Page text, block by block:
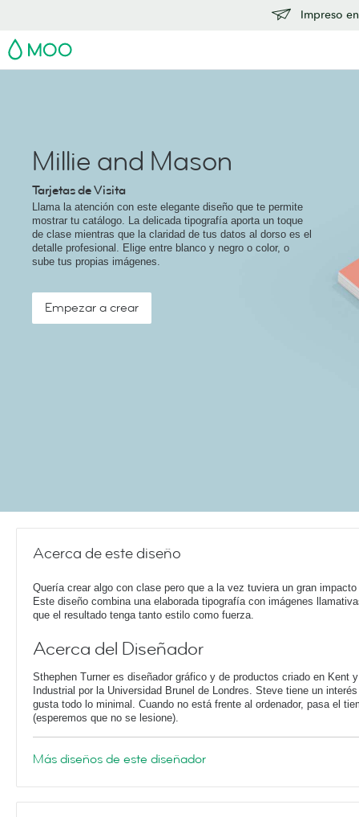
Impreso
MOO
Millie and Mason
Tarjetas de Visita
Llama la atención con este elegante diseño que te permite
mostrar tu catálogo. La delicada tipografía aporta un toque
de clase mientras que la claridad de tus datos al dorso es el
detalle profesional. Elige entre blanco y negro o color, o
sube tus propias imágenes.
Empezar a crear
Acerca de este diseño
Quería crear algo con clase pero que a la vez tuviera un gran
Este diseño combina una elaborada tipografía con imágenes
que el resultado tenga tanto estilo como fuerza.
Acerca del Diseñador
Sthephen Turner es diseñador gráfico y de productos criado en Kent
Industrial por la Universidad Brunel de Londres. Steve tiene un
gusta todo lo minimal. Cuando no está frente al ordenador, pasa el
(esperemos que no se lesione).
Más diseños de este diseñador